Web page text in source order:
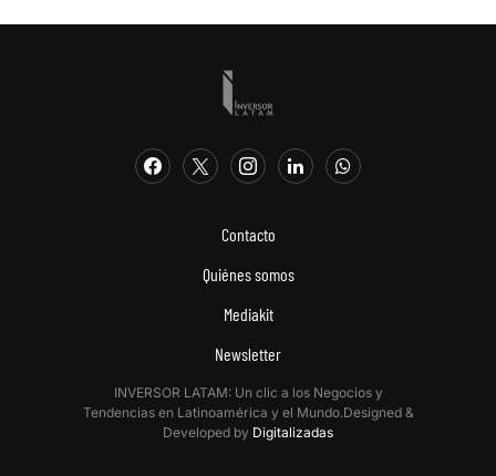
Contacto
Quiénes somos
Mediakit
Newsletter
INVERSOR LATAM: Un clic a los Negocios y
Tendencias en Latinoamérica y el Mundo.Designed &
Developed by Digitalizadas